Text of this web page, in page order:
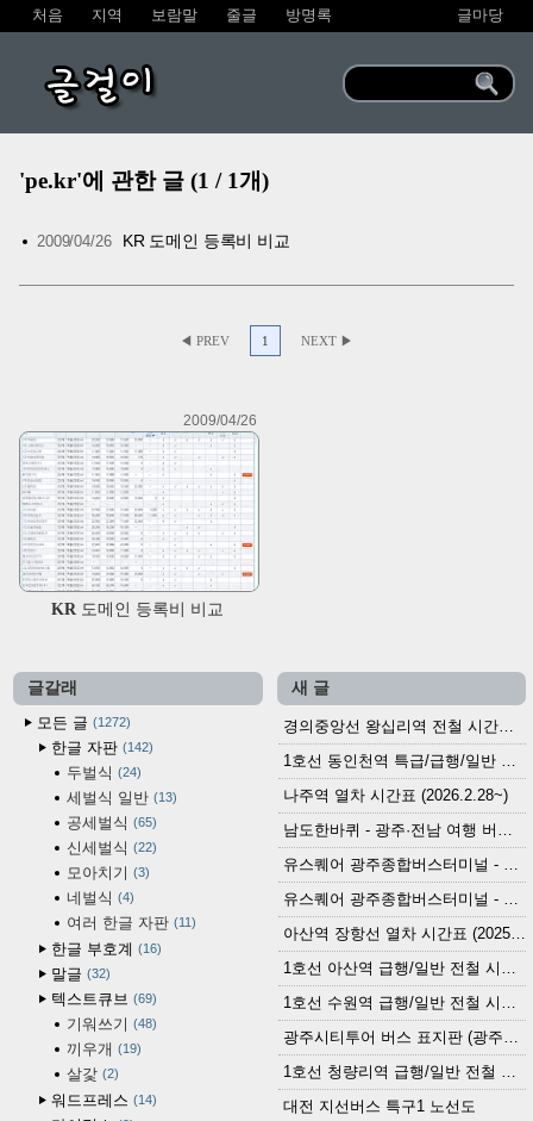
처음 지역 보람말 줄글 방명록 글마당
글걸이
'pe.kr'에 관한 글 (1 / 1개)
2009/04/26 KR 도메인 등록비 비교
◀ PREV 1 NEXT ▶
2009/04/26
KR 도메인 등록비 비교
글갈래
모든 글
1272
한글 자판 142
두벌식 24
세벌식 일반 13
공세벌식 65
신세벌식 22
모아치기 3
네벌식 4
여러 한글 자판 11
한글 부호계 16
말글 32
텍스트큐브 69
기워쓰기 48
끼우개 19
살갗 2
워드프레스 14
새 글
경의중앙선 왕십리역 전철 시간표 (2026.4.20~)
1호선 동인천역 특급/급행/일반 전철 시간표 (2026.2.28~)
나주역 열차 시간표 (2026.2.28~)
남도한바퀴 - 광주·전남 여행 버스 노선 (2026.3.1~5.31)
유스퀘어 광주종합버스터미널 - 곡성,순천／화순,보성,율포 방면 시외버스 시간표 (2026.1.31)
유스퀘어 광주종합버스터미널 - 담양, 순창, 남원, 무주, 장수, 거창, 대구 방면 시외버스 시간표 (2026...
아산역 장항선 열차 시간표 (2025.12.30 기준) (무궁화호, ITX-마음, 새마을호, 서해금빛열차)
1호선 아산역 급행/일반 전철 시간표 (2025.12.30~)
1호선 수원역 급행/일반 전철 시간표 (2025.12.30~)
광주시티투어 버스 표지판 (광주역 정류장) (2024?)
1호선 청량리역 급행/일반 전철 시간표 · 노선도 (2025.12.30~)
대전 지선버스 특구1 노선도